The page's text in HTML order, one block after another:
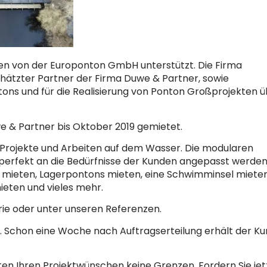
von der Europonton GmbH unterstützt. Die Firma
Partner der Firma Duwe & Partner, sowie
und für die Realisierung von Ponton Großprojekten
& Partner bis Oktober 2019 gemietet.
und Arbeiten auf dem Wasser. Die modularen
an die Bedürfnisse der Kunden angepasst
mieten, Lagerpontons mieten, eine Schwimminsel
und vieles mehr.
oder unter unseren Referenzen.
eine Woche nach Auftragserteilung erhält der